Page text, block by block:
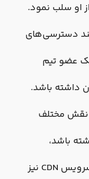
او سلب نمود.
دسترسی‌های
عضو تیم
داشته باشد.
مختلف
باشد،
همزمان بتواند در تنظیمات Cache سرویس CDN نیز